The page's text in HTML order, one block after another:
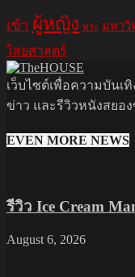
เข้า ผู้หญิง พระ มหาวิ
ไสยศาสตร์
เว็บไซต์เพื่อความบัน
ข่าว และรีวิวหนังสยอ
EVEN MORE NEWS
รีวิว Ice Cream
August 6, 2026